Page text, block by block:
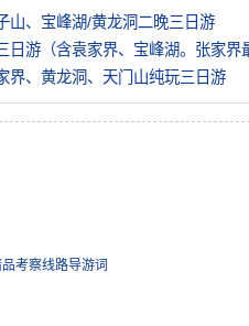
山、宝峰湖/黄龙洞二晚三日游
日游（含袁家界、宝峰湖。张家界
界、黄龙洞、天门山纯玩三日游
考察线路导游词